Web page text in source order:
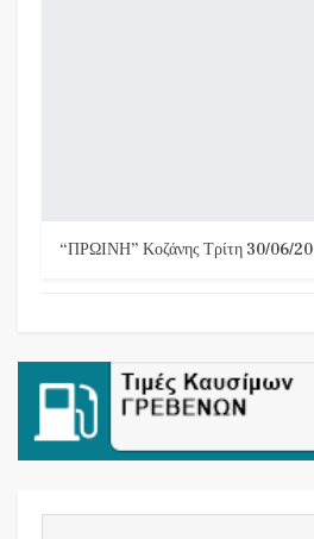
“ΠΡΩΙΝΗ” Κοζάνης Τρίτη 30/06/20